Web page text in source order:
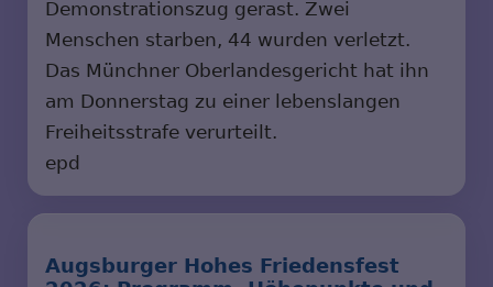
Demonstrationszug gerast. Zwei
Menschen starben, 44 wurden verletzt.
Das Münchner Oberlandesgericht hat ihn
am Donnerstag zu einer lebenslangen
Freiheitsstrafe verurteilt.
epd
Augsburger Hohes Friedensfest